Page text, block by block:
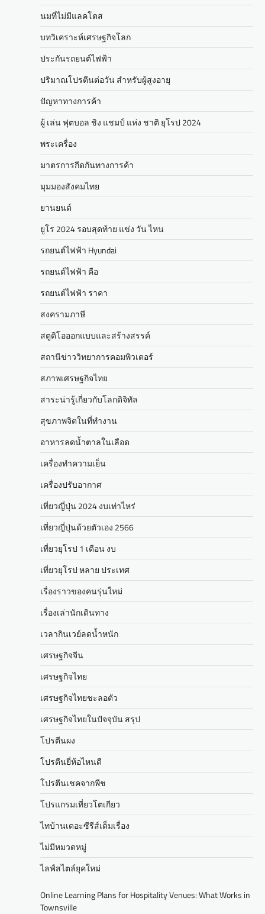
นมที่ไม่มีแลคโตส
บทวิเคราะห์เศรษฐกิจโลก
ประกันรถยนต์ไฟฟ้า
ปริมาณโปรตีนต่อวัน สำหรับผู้สูงอายุ
ปัญหาทางการค้า
ผู้ เล่น ฟุตบอล ชิง แชมป์ แห่ง ชาติ ยุโรป 2024
พระเครื่อง
มาตรการกีดกันทางการค้า
มุมมองสังคมไทย
ยานยนต์
ยูโร 2024 รอบสุดท้าย แข่ง วัน ไหน
รถยนต์ไฟฟ้า Hyundai
รถยนต์ไฟฟ้า คือ
รถยนต์ไฟฟ้า ราคา
สงครามภาษี
สตูดิโอออกแบบและสร้างสรรค์
สถานีข่าววิทยาการคอมพิวเตอร์
สภาพเศรษฐกิจไทย
สาระน่ารู้เกี่ยวกับโลกดิจิทัล
สุขภาพจิตในที่ทำงาน
อาหารลดน้ำตาลในเลือด
เครื่องทำความเย็น
เครื่องปรับอากาศ
เที่ยวญี่ปุ่น 2024 งบเท่าไหร่
เที่ยวญี่ปุ่นด้วยตัวเอง 2566
เที่ยวยุโรป 1 เดือน งบ
เที่ยวยุโรป หลาย ประเทศ
เรื่องราวของคนรุ่นใหม่
เรื่องเล่านักเดินทาง
เวลากินเวย์ลดน้ำหนัก
เศรษฐกิจจีน
เศรษฐกิจไทย
เศรษฐกิจไทยชะลอตัว
เศรษฐกิจไทยในปัจจุบัน สรุป
โปรตีนผง
โปรตีนยี่ห้อไหนดี
โปรตีนเชคจากพืช
โปรแกรมเที่ยวโตเกียว
ไทบ้านเดอะซีรีส์เต็มเรื่อง
ไม่มีหมวดหมู่
ไลฟ์สไตล์ยุคใหม่
Online Learning Plans for Hospitality Venues: What Works in
Townsville